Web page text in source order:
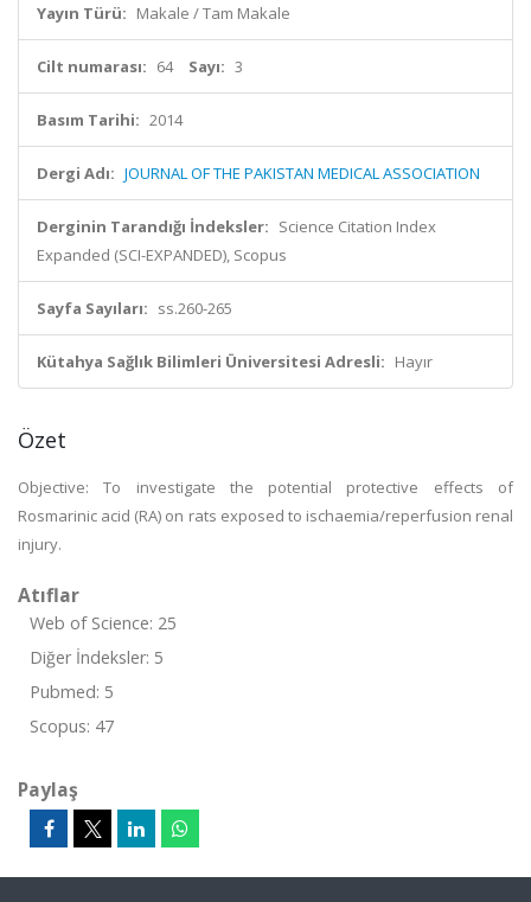
Yayın Türü: Makale / Tam Makale
Cilt numarası: 64 Sayı: 3
Basım Tarihi: 2014
Dergi Adı: JOURNAL OF THE PAKISTAN MEDICAL ASSOCIATION
Derginin Tarandığı İndeksler: Science Citation Index
Expanded (SCI-EXPANDED), Scopus
Sayfa Sayıları: ss.260-265
Kütahya Sağlık Bilimleri Üniversitesi Adresli: Hayır
Özet
Objective: To investigate the potential protective effects of
Rosmarinic acid (RA) on rats exposed to ischaemia/reperfusion renal
injury.
Atıflar
Web of Science: 25
Diğer İndeksler: 5
Pubmed: 5
Scopus: 47
Paylaş